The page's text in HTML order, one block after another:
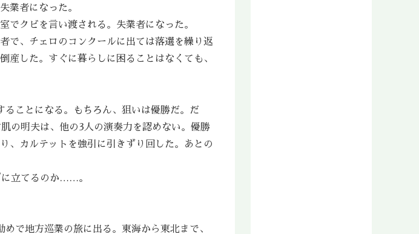
業者になった。
でクビを言い渡される。失業者になった。
で、チェロのコンクールに出ては落選を繰り返
産した。すぐに暮らしに困ることはなくても、
ことになる。もちろん、狙いは優勝だ。だ
の明夫は、他の3人の演奏力を認めない。優勝
、カルテットを強引に引きずり回した。あとの
に立てるのか……。
で地方巡業の旅に出る。東海から東北まで、